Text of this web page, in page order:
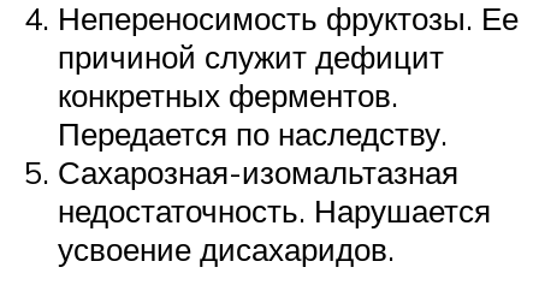
Непереносимость фруктозы. Ее
причиной служит дефицит
конкретных ферментов.
Передается по наследству.
Сахарозная-изомальтазная
недостаточность. Нарушается
усвоение дисахаридов.